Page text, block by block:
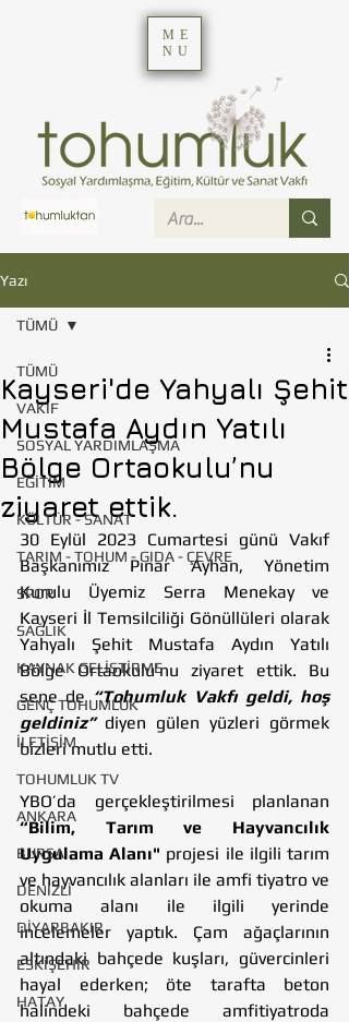
ME
NU
Yazı
TÜMÜ
VAKIF
SOSYAL YARDIMLAŞMA
EĞİTİM
KÜLTÜR - SANAT
TARIM - TOHUM - GIDA - ÇEVRE
SPOR
SAĞLIK
KAYNAK GELİŞTİRME
GENÇ TOHUMLUK
İLETİŞİM
TOHUMLUK TV
ANKARA
BURSA
DENİZLİ
DİYARBAKIR
ESKİŞEHİR
HATAY
TÜMÜ
Kayseri'de Yahyalı Şehit
Mustafa Aydın Yatılı
Bölge Ortaokulu’nu
ziyaret ettik.
30 Eylül 2023 Cumartesi günü Vakıf
Başkanımız Pınar Ayhan, Yönetim
Kurulu Üyemiz Serra Menekay ve
Kayseri İl Temsilciliği Gönüllüleri olarak
Yahyalı Şehit Mustafa Aydın Yatılı
Bölge Ortaokulu’nu ziyaret ettik. Bu
sene de “Tohumluk Vakfı geldi, hoş
geldiniz” diyen gülen yüzleri görmek
bizleri mutlu etti.
“Bilim, Tarım ve Hayvancılık
Uygulama Alanı" projesi ile ilgili tarım
ve hayvancılık alanları ile amfi tiyatro ve
okuma alanı ile ilgili yerinde
incelemeler yaptık. Çam ağaçlarının
altındaki bahçede kuşları, güvercinleri
hayal ederken; öte tarafta beton
halindeki bahçede amfitiyatroda